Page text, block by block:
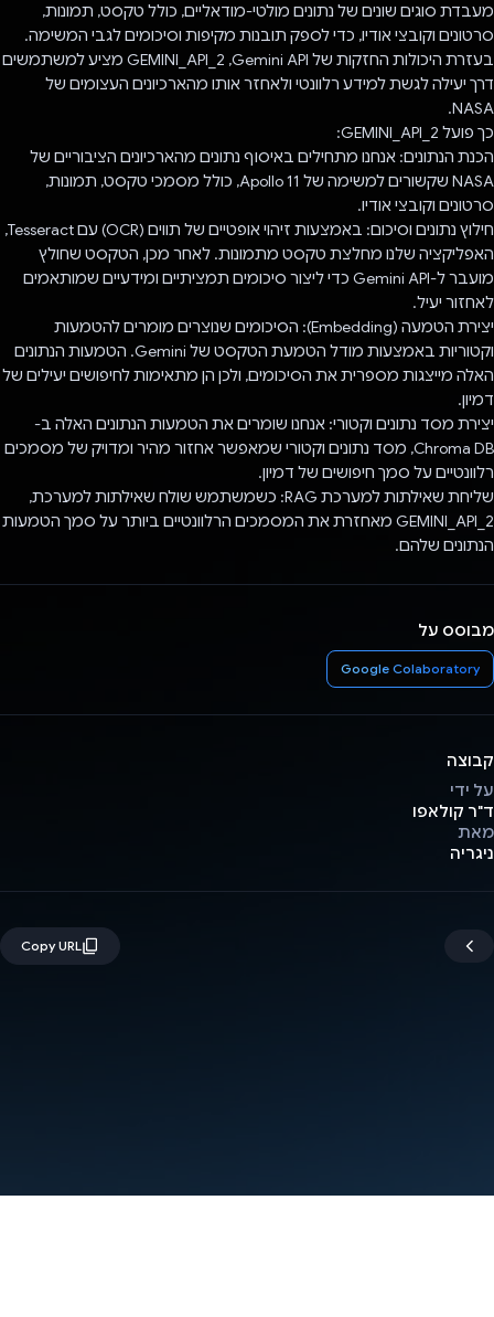
מעבדת סוגים שונים של נתונים מולטי-מודאליים, כולל טקסט, תמונות,
סרטונים וקובצי אודיו, כדי לספק תובנות מקיפות וסיכומים לגבי המשימה.
בעזרת היכולות החזקות של Gemini API, ‏GEMINI_API_2 מציע למשתמשים
דרך יעילה לגשת למידע רלוונטי ולאחזר אותו מהארכיונים העצומים של
NASA.
כך פועל GEMINI_API_2:
הכנת הנתונים: אנחנו מתחילים באיסוף נתונים מהארכיונים הציבוריים של
NASA שקשורים למשימה של Apollo 11, כולל מסמכי טקסט, תמונות,
סרטונים וקובצי אודיו.
חילוץ נתונים וסיכום: באמצעות זיהוי אופטיים של תווים (OCR) עם Tesseract,
האפליקציה שלנו מחלצת טקסט מתמונות. לאחר מכן, הטקסט שחולץ
מועבר ל-Gemini API כדי ליצור סיכומים תמציתיים ומידעיים שמותאמים
לאחזור יעיל.
יצירת הטמעה (Embedding): הסיכומים שנוצרים מומרים להטמעות
וקטוריות באמצעות מודל הטמעת הטקסט של Gemini. הטמעות הנתונים
האלה מייצגות מספרית את הסיכומים, ולכן הן מתאימות לחיפושים יעילים של
דמיון.
יצירת מסד נתונים וקטורי: אנחנו שומרים את הטמעות הנתונים האלה ב-
Chroma DB, מסד נתונים וקטורי שמאפשר אחזור מהיר ומדויק של מסמכים
רלוונטיים על סמך חיפושים של דמיון.
שליחת שאילתות למערכת RAG: כשמשתמש שולח שאילתות למערכת,
GEMINI_API_2 מאחזרת את המסמכים הרלוונטיים ביותר על סמך הטמעות
הנתונים שלהם.
מבוסס על
Google Colaboratory
קבוצה
על ידי
ד"ר קולאפו
מאת
ניגריה